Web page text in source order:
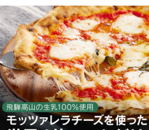
TOP パン・菓子類 パン 【飛